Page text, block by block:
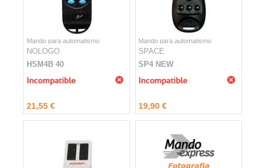
Mando para automatismo
NOLOGO
HSM4B 40
Incompatible
21,55 €
Mando para automatismo
SPACE
SP4 NEW
Incompatible
19,90 €